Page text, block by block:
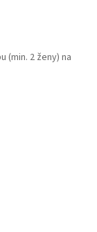
(min. 2 ženy) na